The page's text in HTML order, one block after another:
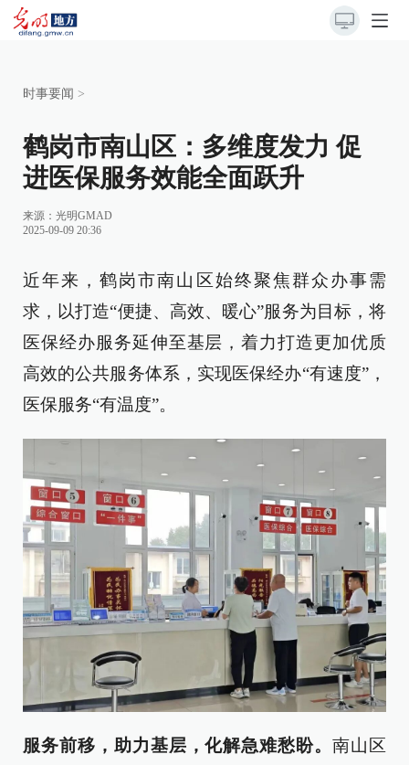
时事要闻 >
鹤岗市南山区：多维度发力 促
进医保服务效能全面跃升
来源： 光明GMAD
2025-09-09 20:36
近年来，鹤岗市南山区始终聚焦群众办事需
求，以打造“便捷、高效、暖心”服务为目标，将
医保经办服务延伸至基层，着力打造更加优质
高效的公共服务体系，实现医保经办“有速度”，
医保服务“有温度”。
服务前移，助力基层，化解急难愁盼。南山区